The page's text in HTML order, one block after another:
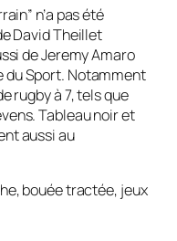
n’a pas été
David Theillet
de Jeremy Amaro
du Sport. Notamment
rugby à 7, tels que
Tableau noir et
aussi au
bouée tractée, jeux